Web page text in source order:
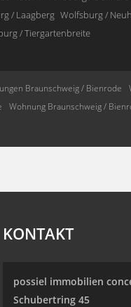
/ Laagberg Wolfsburg /
/ Tiergartenbreite
Braunschweig / Bienrode
Wohnung Braunschweig /
KONTAKT
possiel immobilien
Schubertring 45